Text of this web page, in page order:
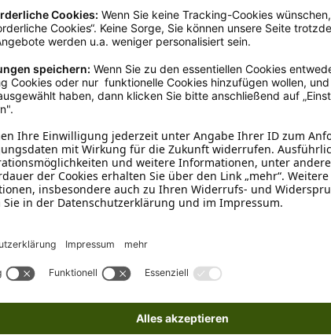
Striegel